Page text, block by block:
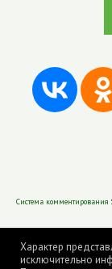
Характер
исключительно